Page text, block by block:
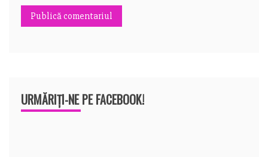
URMĂRIȚI-NE PE FACEBOOK!